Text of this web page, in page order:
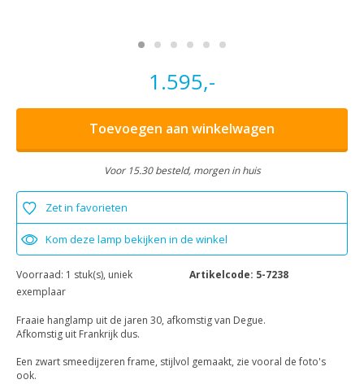
1.595,-
Toevoegen aan winkelwagen
Voor 15.30 besteld, morgen in huis
Zet in favorieten
Kom deze lamp bekijken in de winkel
Voorraad: 1 stuk(s), uniek
exemplaar
Artikelcode: 5-7238
Fraaie hanglamp uit de jaren 30, afkomstig van Degue.
Afkomstig uit Frankrijk dus.
Een zwart smeedijzeren frame, stijlvol gemaakt, zie vooral de foto's
ook.